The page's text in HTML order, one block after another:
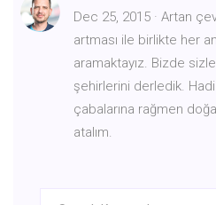
Dec 25, 2015 · Artan
artması ile birlikte her
aramaktayız. Bizde
şehirlerini derledik.
çabalarına rağmen
atalım.